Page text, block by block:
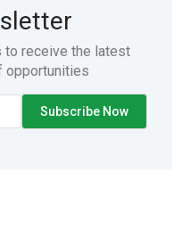
to receive the latest
opportunities